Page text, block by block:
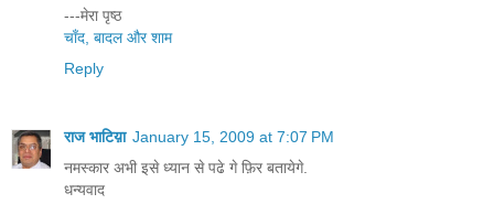
---मेरा पृष्ठ
चाँद, बादल और शाम
Reply
राज भाटिय़ा January 15, 2009 at 7:07 PM
नमस्कार अभी इसे ध्यान से पढे गे फ़िर बतायेगे.
धन्यवाद